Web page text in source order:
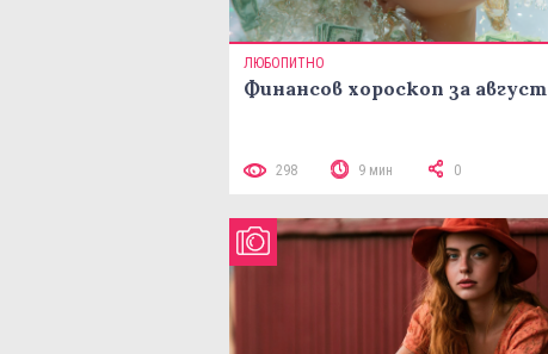
ЛЮБОПИТНО
Финансов хороскоп за август
298 9 мин 0